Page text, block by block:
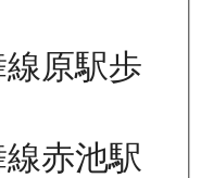
原駅歩
赤池駅